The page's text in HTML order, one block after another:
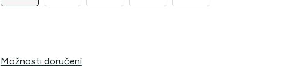
Možnosti doručení